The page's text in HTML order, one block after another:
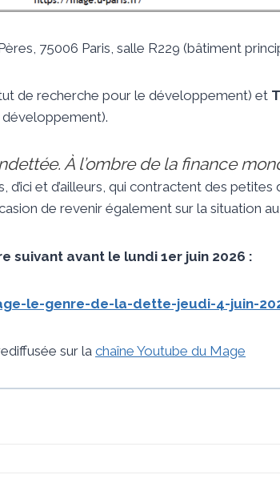
75006 Paris, salle R229 (bâtiment
de recherche pour le développement) et
À l’ombre de la finance
et d’ailleurs, qui contractent des petites
de revenir également sur la situation
suivant avant le lundi 1er juin 2026 :
le-genre-de-la-dette-jeudi-4-juin-
sur la chaîne Youtube du Mage